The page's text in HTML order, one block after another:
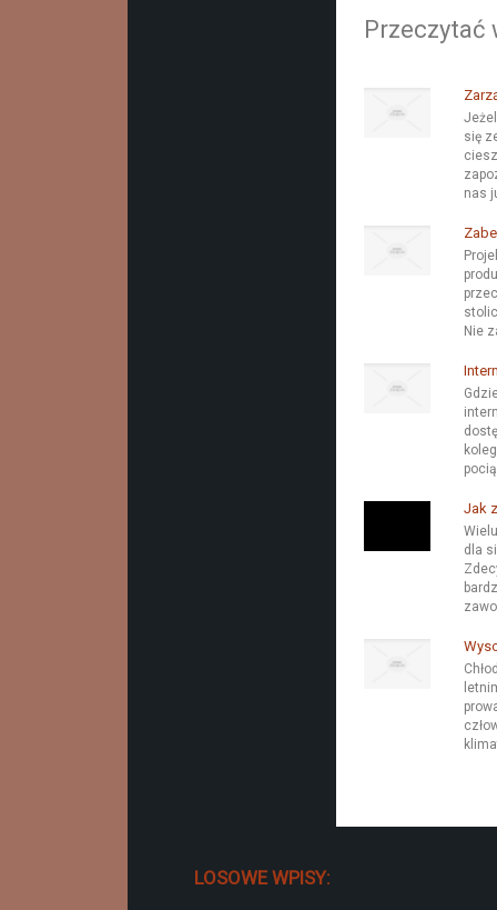
Przeczytać
się
nas
Nie
Jak
dla
LOSOWE WPISY: